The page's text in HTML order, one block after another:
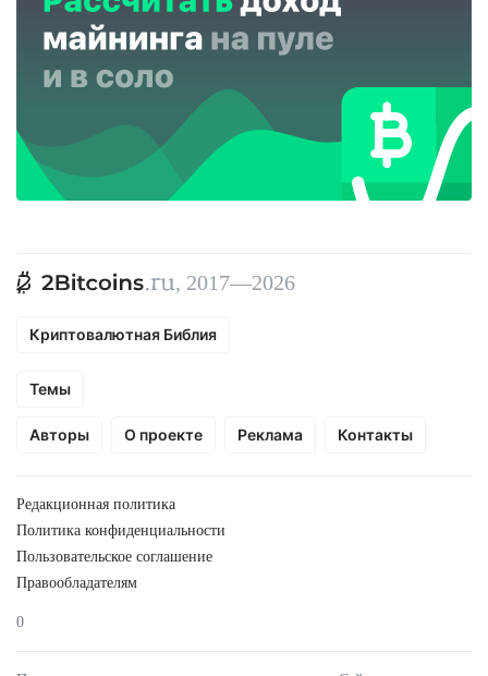
, 2017—2026
Криптовалютная Библия
Темы
Авторы О проекте Реклама Контакты
Редакционная политика
Политика конфиденциальности
Пользовательское соглашение
Правообладателям
0